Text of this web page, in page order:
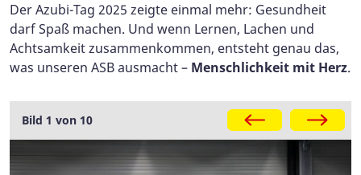
Der Azubi-Tag 2025 zeigte einmal mehr: Gesundheit
darf Spaß machen. Und wenn Lernen, Lachen und
Achtsamkeit zusammenkommen, entsteht genau das,
was unseren ASB ausmacht – Menschlichkeit mit Herz.
Galerie
Bild 1 von 10